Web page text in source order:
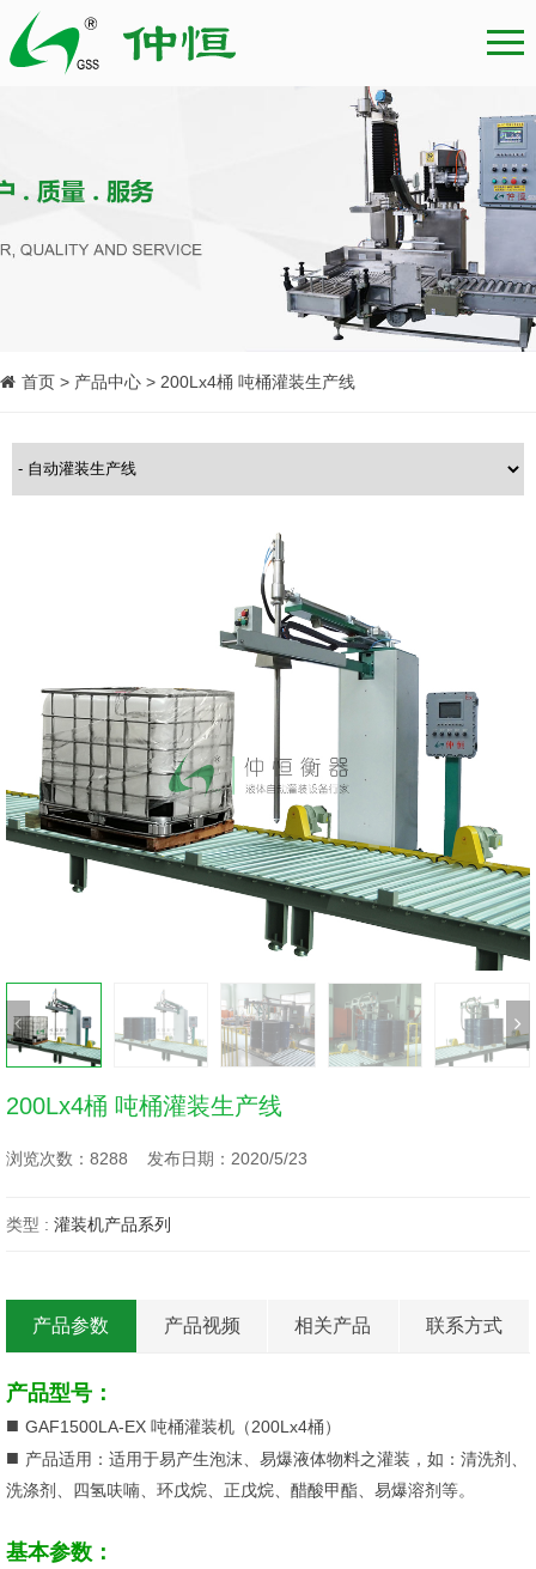
首页 > 产品中心 > 200Lx4桶 吨桶灌装生产线
200Lx4桶 吨桶灌装生产线
浏览次数：8288 发布日期：2020/5/23
类型 : 灌装机产品系列
产品参数 产品视频 相关产品 联系方式
产品型号：
■ GAF1500LA-EX 吨桶灌装机（200Lx4桶）
■ 产品适用：适用于易产生泡沫、易爆液体物料之灌装，如：清洗剂、
洗涤剂、四氢呋喃、环戊烷、正戊烷、醋酸甲酯、易爆溶剂等。
基本参数：